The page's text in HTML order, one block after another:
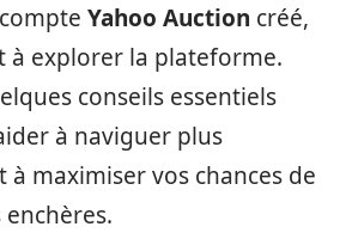
Yahoo Auction créé,
à explorer la plateforme.
conseils essentiels
à naviguer plus
à maximiser vos chances de
enchères.